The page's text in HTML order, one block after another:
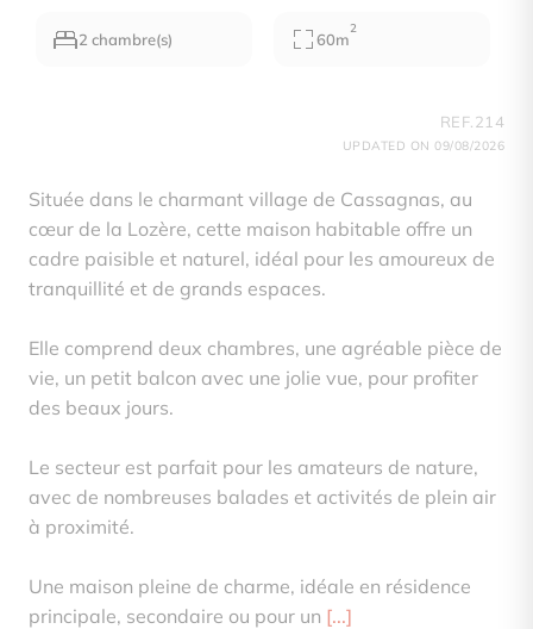
2 chambre(s) 60m
2
REF.214
UPDATED ON 09/08/2026
Située dans le charmant village de Cassagnas, au
cœur de la Lozère, cette maison habitable offre un
cadre paisible et naturel, idéal pour les amoureux de
tranquillité et de grands espaces.
Elle comprend deux chambres, une agréable pièce de
vie, un petit balcon avec une jolie vue, pour profiter
des beaux jours.
Le secteur est parfait pour les amateurs de nature,
avec de nombreuses balades et activités de plein air
à proximité.
Une maison pleine de charme, idéale en résidence
principale, secondaire ou pour un [...]